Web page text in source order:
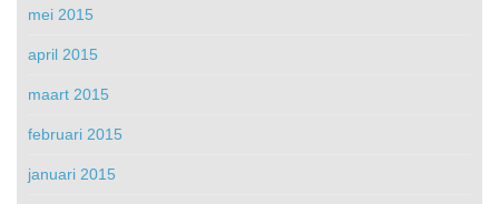
mei 2015
april 2015
maart 2015
februari 2015
januari 2015